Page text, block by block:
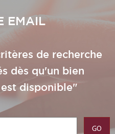
EMAIL
de recherche
dès qu'un bien
disponible"